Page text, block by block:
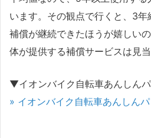
います。その観点で行くと、3
補償が継続できたほうが嬉しい
体が提供する補償サービスは見
▼イオンバイク自転車あんしん
» イオンバイク自転車あんしんパ